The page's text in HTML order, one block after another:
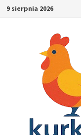
Skip9 sierpnia 2026